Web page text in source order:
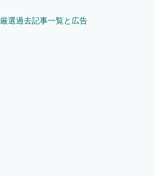
厳選過去記事一覧と広告